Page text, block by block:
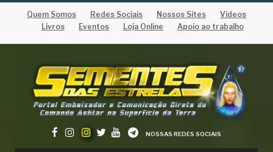
Quem Somos Redes Sociais Nossos Sites
Vídeos
Livros
Eventos Loja Online Apoio ao trabalho
NOSSAS REDES SOCIAIS